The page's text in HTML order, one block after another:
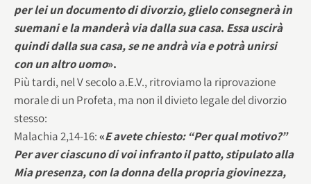
per lei un documento di divorzio, glielo consegnerà in
suemani e la manderà via dalla sua casa. Essa uscirà
quindi dalla sua casa, se ne andrà via e potrà unirsi
con un altro uomo».
Più tardi, nel V secolo a.E.V., ritroviamo la riprovazione
morale di un Profeta, ma non il divieto legale del divorzio
stesso:
Malachia 2,14-16:«E avete chiesto: “Per qual motivo?”
Per aver ciascuno di voi infranto il patto, stipulato alla
Mia presenza, con la donna della propria giovinezza,